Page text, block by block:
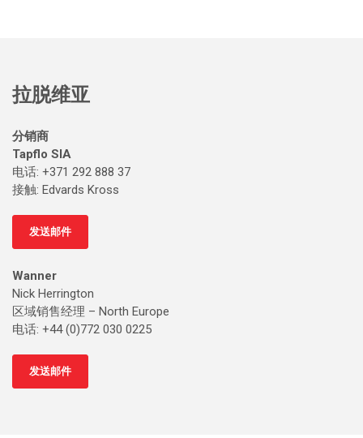
拉脱维亚
分销商
Tapflo SIA
电话: +371 292 888 37
接触: Edvards Kross
发送邮件
Wanner
Nick Herrington
区域销售经理 – North Europe
电话: +44 (0)772 030 0225
发送邮件